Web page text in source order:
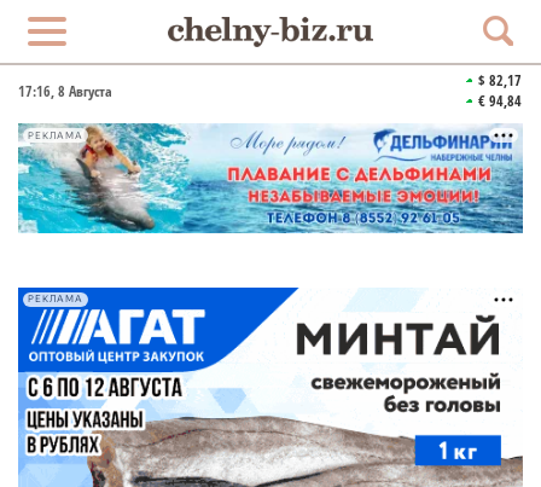
17:16, 8 Августа
$ 82,17
€ 94,84
РЕКЛАМА
РЕКЛАМА